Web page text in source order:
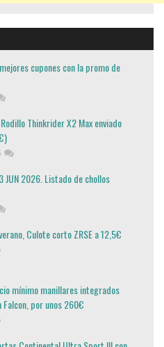
cupones con la promo de
Thinkrider X2 Max enviado
JUN 2026. Listado de chollos
Culote corto ZRSE a 12,5€
mínimo manillares integrados
Falcon, por unos 260€